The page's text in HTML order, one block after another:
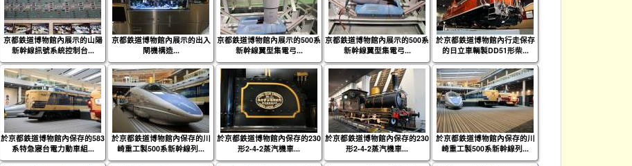
京都鉄道博物館內展示的山陽
新幹線訊號系統控制台...
京都鉄道博物館內展示的出入
閘機構造...
京都鉄道博物館內展示的500系
新幹線翼型集電弓...
京都鉄道博物館內展示的500系
新幹線翼型集電弓...
於京都鉄道博物館內行走保存
的日立車輌製DD51形柴...
於京都鉄道博物館內保存的583
系特急寢台電力動車組...
於京都鉄道博物館內保存的川
崎重工製500系新幹線列...
於京都鉄道博物館內保存的230
形2-4-2蒸汽機車...
於京都鉄道博物館內保存的230
形2-4-2蒸汽機車...
於京都鉄道博物館內保存的川
崎重工製500系新幹線列...